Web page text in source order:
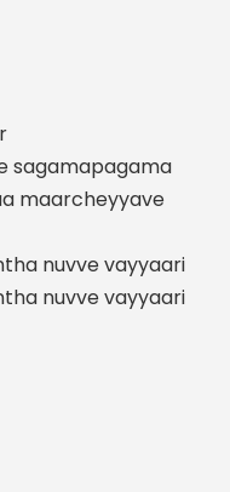
sagamapagama
maarcheyyave
nuvve vayyaari
nuvve vayyaari